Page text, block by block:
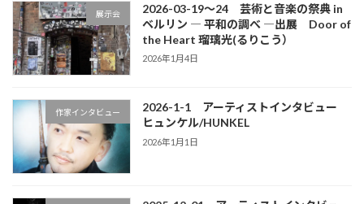
展示会
2026-03-19～24 芸術と音楽の祭典 in
ベルリン ― 平和の調べ ―出展 Door of
the Heart 瑠璃光(るりこう）
2026年1月4日
作家インタビュー
2026-1-1 アーティストインタビュー
ヒュンケル/HUNKEL
2026年1月1日